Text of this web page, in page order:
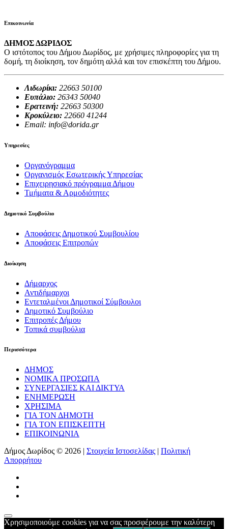
Επικοινωνία
ΔΗΜΟΣ ΔΩΡΙΔΟΣ
Ο ιστότοπος του Δήμου Δωρίδος, με χρήσιμες πληροφορίες για τη
δομή, τη διοίκηση, τον δημότη αλλά και τον επισκέπτη του Δήμου.
Λιδωρίκι: 22663 50100
Ευπάλιο: 26343 50040
Ερατεινή: 22663 50300
Κροκύλειο: 22660 41244
Email: info@dorida.gr
Υπηρεσίες
Οργανόγραμμα
Οργανισμός Εσωτερικής Υπηρεσίας
Επιχειρησιακό πρόγραμμα Δήμου
Τμήματα & Αρμοδιότητες
Δημοτικό Συμβούλιο
Αποφάσεις Δημοτικού Συμβουλίου
Αποφάσεις Επιτροπών
Διοίκηση
Δήμαρχος
Αντιδήμαρχοι
Εντεταλμένοι Δημοτικοί Σύμβουλοι
Δημοτικό Συμβούλιο
Επιτροπές Δήμου
Τοπικά συμβούλια
Περισσότερα
ΔΗΜΟΣ
ΝΟΜΙΚΑ ΠΡΟΣΩΠΑ
ΣΥΝΕΡΓΑΣΙΕΣ ΚΑΙ ΔΙΚΤΥΑ
ΕΝΗΜΕΡΩΣΗ
ΧΡΗΣΙΜΑ
ΓΙΑ ΤΟΝ ΔΗΜΟΤΗ
ΓΙΑ ΤΟΝ ΕΠΙΣΚΕΠΤΗ
ΕΠΙΚΟΙΝΩΝΙΑ
Δήμος Δωρίδος © 2026 | Στοιχεία Ιστοσελίδας | Πολιτική
Απορρήτου
Χρησιμοποιούμε cookies για να σας προσφέρουμε την καλύτερη